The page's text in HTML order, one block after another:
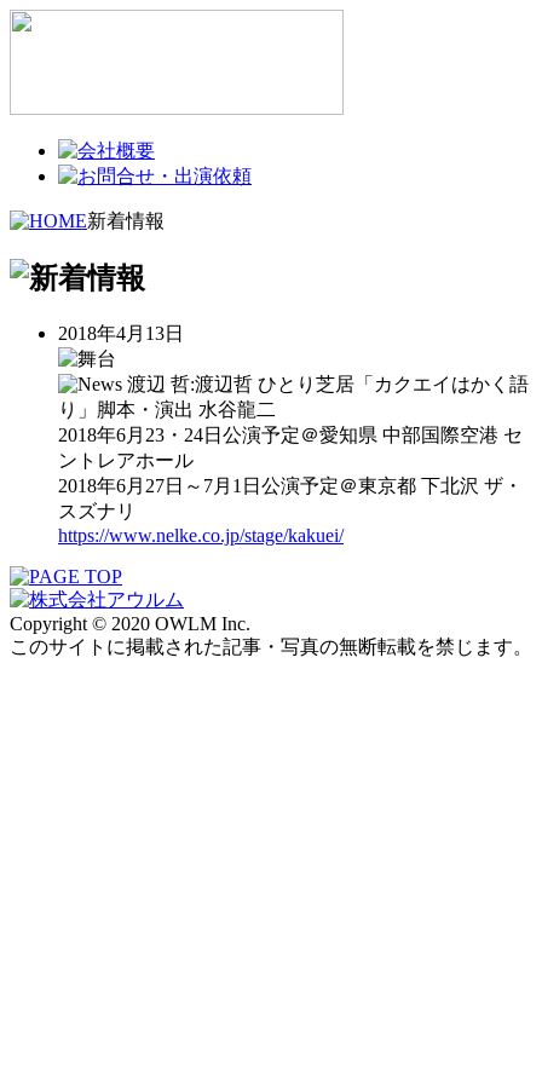
新着情報
2018年4月13日
渡辺 哲:渡辺哲 ひとり芝居「カクエイはかく語
り」脚本・演出 水谷龍二
2018年6月23・24日公演予定＠愛知県 中部国際空港 セ
ントレアホール
2018年6月27日～7月1日公演予定＠東京都 下北沢 ザ・
スズナリ
https://www.nelke.co.jp/stage/kakuei/
Copyright © 2020 OWLM Inc.
このサイトに掲載された記事・写真の無断転載を禁じます。